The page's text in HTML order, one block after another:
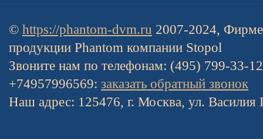
© https://phantom-dvm.ru 2007-2024,
продукции Phantom компании Stopol
Звоните нам по телефонам: (495) 799-33-
+74957996569: заказать обратный звонок
Наш адрес: 125476, г. Москва, ул. Василия